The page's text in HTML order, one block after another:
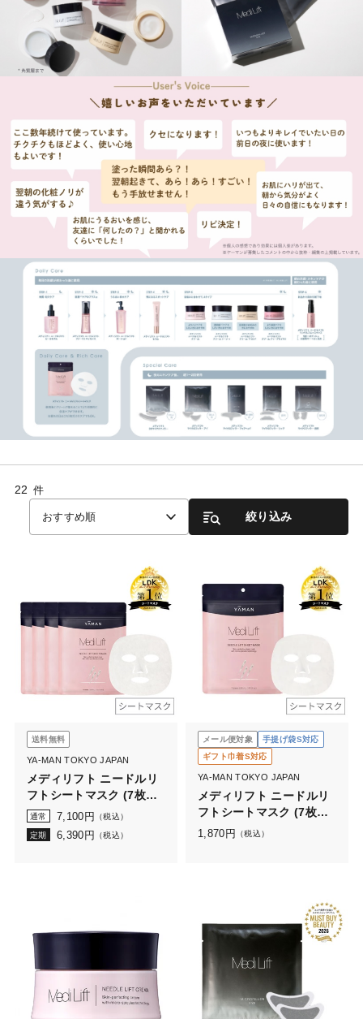
22 件
おすすめ順 絞り込み
送料無料
YA-MAN TOKYO JAPAN
メディリフト ニードルリ
フトシートマスク (7枚入
り) × 4袋
通常 7,100 円 （税込）
定期 6,390 円 （税込）
メール便対象
手提げ袋S対応
ギフト巾着S対応
YA-MAN TOKYO JAPAN
メディリフト ニードルリ
フトシートマスク (7枚入
り)
1,870 円 （税込）